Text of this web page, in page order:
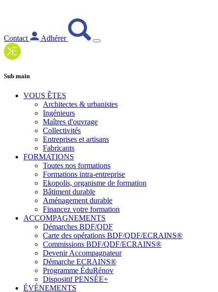
Contact Adhérer
Sub main
VOUS ÊTES
Architectes & urbanistes
Ingénieurs
Maîtres d'ouvrage
Collectivités
Entreprises et artisans
Fabricants
FORMATIONS
Toutes nos formations
Formations intra-entreprise
Ekopolis, organisme de formation
Bâtiment durable
Aménagement durable
Financez votre formation
ACCOMPAGNEMENTS
Démarches BDF/QDF
Carte des opérations BDF/QDF/ECRAINS®
Commissions BDF/QDF/ECRAINS®
Devenir Accompagnateur
Démarche ECRAINS®
Programme ÉduRénov
Dispositif PENSÉE+
ÉVÉNEMENTS